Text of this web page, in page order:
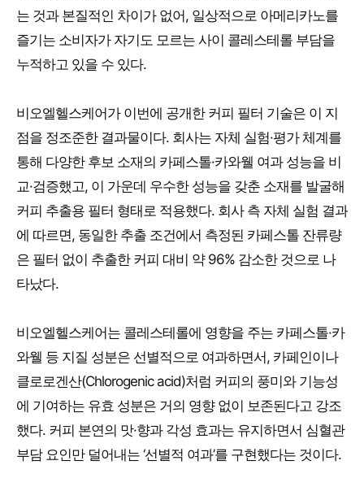
는 것과 본질적인 차이가 없어, 일상적으로 아메리카노를
즐기는 소비자가 자기도 모르는 사이 콜레스테롤 부담을
누적하고 있을 수 있다.
비오엘헬스케어가 이번에 공개한 커피 필터 기술은 이 지
점을 정조준한 결과물이다. 회사는 자체 실험·평가 체계를
통해 다양한 후보 소재의 카페스톨·카와웰 여과 성능을 비
교·검증했고, 이 가운데 우수한 성능을 갖춘 소재를 발굴해
커피 추출용 필터 형태로 적용했다. 회사 측 자체 실험 결과
에 따르면, 동일한 추출 조건에서 측정된 카페스톨 잔류량
은 필터 없이 추출한 커피 대비 약 96% 감소한 것으로 나
타났다.
비오엘헬스케어는 콜레스테롤에 영향을 주는 카페스톨·카
와웰 등 지질 성분은 선별적으로 여과하면서, 카페인이나
클로로겐산(Chlorogenic acid)처럼 커피의 풍미와 기능성
에 기여하는 유효 성분은 거의 영향 없이 보존된다고 강조
했다. 커피 본연의 맛·향과 각성 효과는 유지하면서 심혈관
부담 요인만 덜어내는 ‘선별적 여과’를 구현했다는 것이다.